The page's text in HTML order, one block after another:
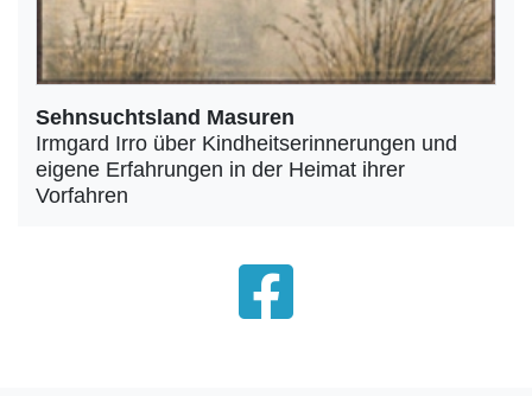
Sehnsuchtsland Masuren
Irmgard Irro über Kindheitserinnerungen und
eigene Erfahrungen in der Heimat ihrer
Vorfahren